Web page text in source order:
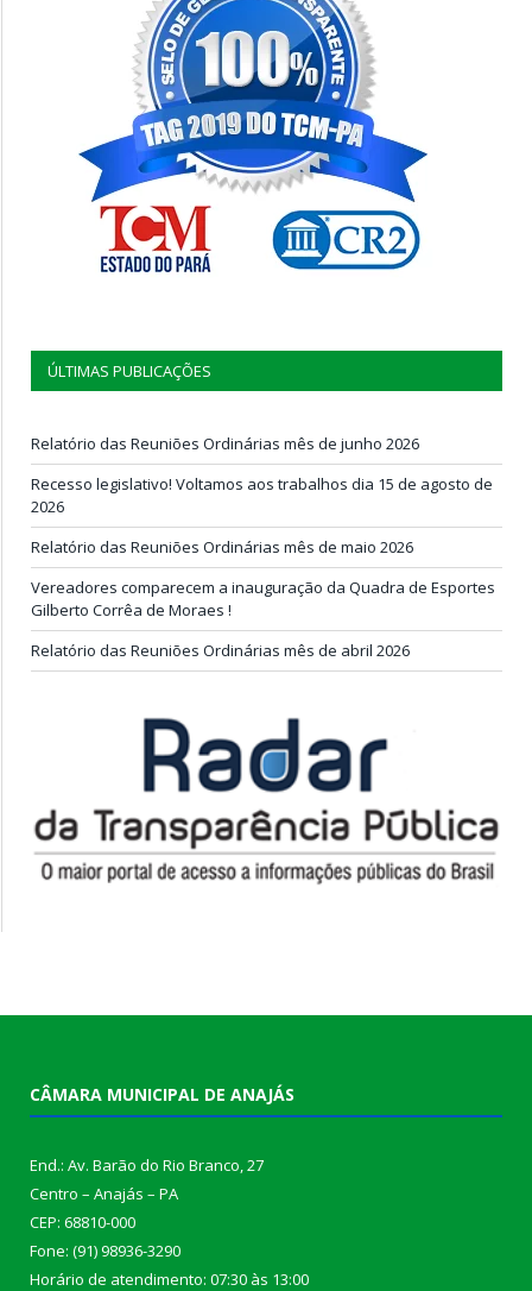
ÚLTIMAS PUBLICAÇÕES
Relatório das Reuniões Ordinárias mês de junho 2026
Recesso legislativo! Voltamos aos trabalhos dia 15 de agosto de
2026
Relatório das Reuniões Ordinárias mês de maio 2026
Vereadores comparecem a inauguração da Quadra de Esportes
Gilberto Corrêa de Moraes !
Relatório das Reuniões Ordinárias mês de abril 2026
CÂMARA MUNICIPAL DE ANAJÁS
End.: Av. Barão do Rio Branco, 27
Centro – Anajás – PA
CEP: 68810-000
Fone: (91) 98936-3290
Horário de atendimento: 07:30 às 13:00